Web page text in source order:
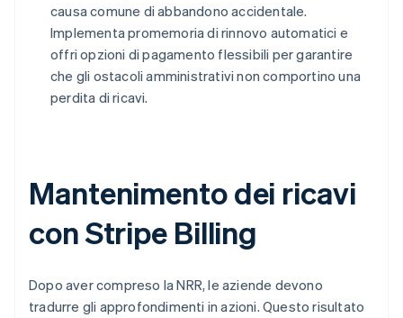
causa comune di abbandono accidentale.
Implementa promemoria di rinnovo automatici e
offri opzioni di pagamento flessibili per garantire
che gli ostacoli amministrativi non comportino una
perdita di ricavi.
Mantenimento dei ricavi
con Stripe Billing
Dopo aver compreso la NRR, le aziende devono
tradurre gli approfondimenti in azioni. Questo risultato